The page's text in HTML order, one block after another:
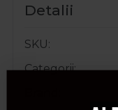
Detalii
SKU
Categorii